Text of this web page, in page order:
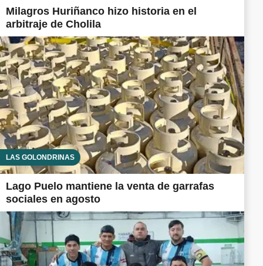
Milagros Huriñanco hizo historia en el
arbitraje de Cholila
LAS GOLONDRINAS
Lago Puelo mantiene la venta de garrafas
sociales en agosto